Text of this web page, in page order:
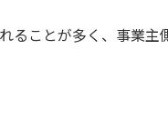
ことが多く、事業